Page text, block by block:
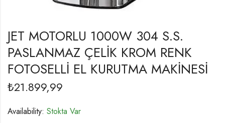
JET MOTORLU 1000W 304 S.S.
PASLANMAZ ÇELİK KROM RENK
FOTOSELLİ EL KURUTMA MAKİNESİ
₺21.899,99
Availability: Stokta Var